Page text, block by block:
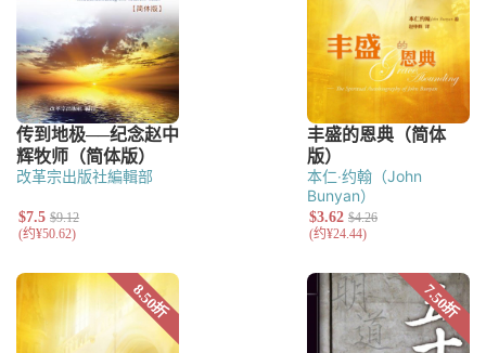
改革宗出版社編輯部
本仁‧约翰（John
Bunyan）